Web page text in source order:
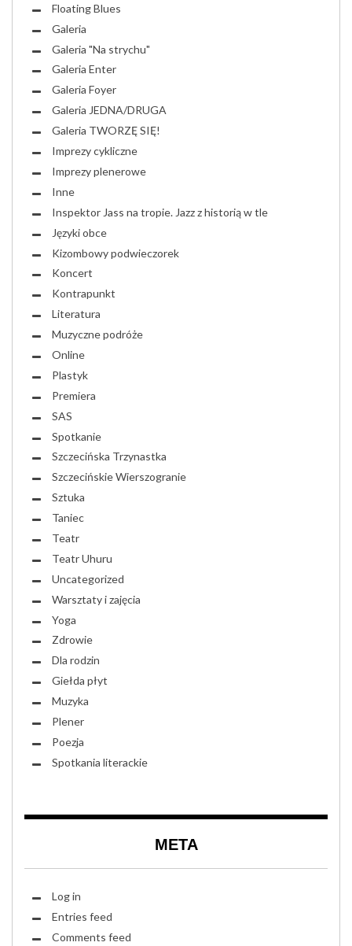
Floating Blues
Galeria
Galeria "Na strychu"
Galeria Enter
Galeria Foyer
Galeria JEDNA/DRUGA
Galeria TWORZĘ SIĘ!
Imprezy cykliczne
Imprezy plenerowe
Inne
Inspektor Jass na tropie. Jazz z historią w tle
Języki obce
Kizombowy podwieczorek
Koncert
Kontrapunkt
Literatura
Muzyczne podróże
Online
Plastyk
Premiera
SAS
Spotkanie
Szczecińska Trzynastka
Szczecińskie Wierszogranie
Sztuka
Taniec
Teatr
Teatr Uhuru
Uncategorized
Warsztaty i zajęcia
Yoga
Zdrowie
Dla rodzin
Giełda płyt
Muzyka
Plener
Poezja
Spotkania literackie
META
Log in
Entries feed
Comments feed